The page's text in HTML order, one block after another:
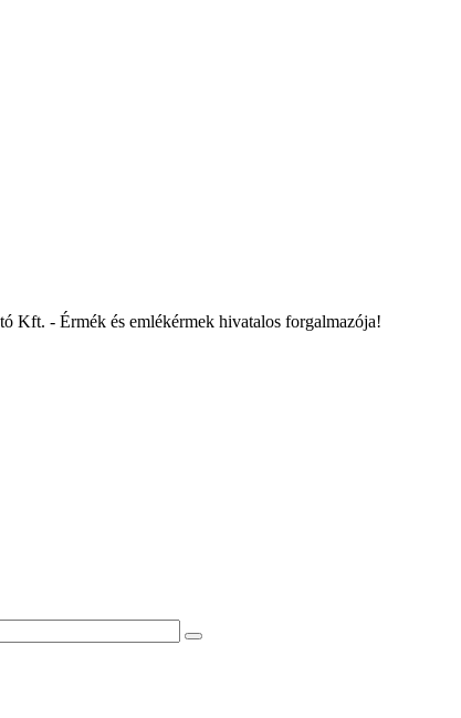
Kft. - Érmék és emlékérmek hivatalos forgalmazója!